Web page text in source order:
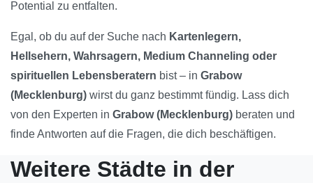
Potential zu entfalten.
Egal, ob du auf der Suche nach Kartenlegern,
Hellsehern, Wahrsagern, Medium Channeling oder
spirituellen Lebensberatern bist – in Grabow
(Mecklenburg) wirst du ganz bestimmt fündig. Lass dich
von den Experten in Grabow (Mecklenburg) beraten und
finde Antworten auf die Fragen, die dich beschäftigen.
Weitere Städte in der